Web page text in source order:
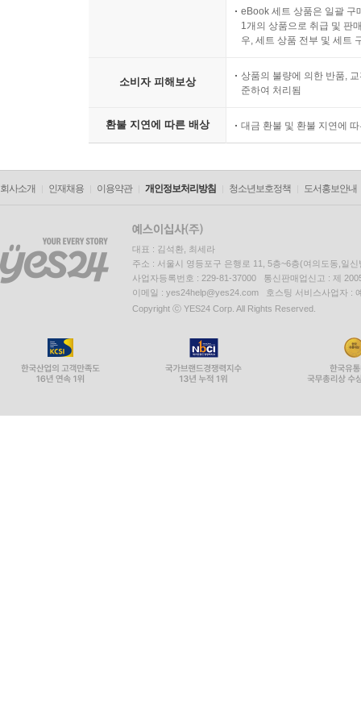
eBook 세트 상품은 일괄 구
1개의 상품으로 취급 및 판
우, 세트 상품 전부 및 세트
소비자 피해보상
상품의 불량에 의한 반품,
준하여 처리됨
환불 지연에 따른 배상 대금 환불 및 환불 지연에
회사소개 인재채용 이용약관 개인정보처리방침 청소년보호정책 도서홍보안내
대표 : 김석환, 최세라
주소 : 서울시 영등포구 은행로 11, 5층~6층(여의도동,일신
사업자등록번호 : 229-81-37000 통신판매업신고 : 제
이메일 : yes24help@yes24.com 호스팅 서비스사업자 :
Copyright ⓒ YES24 Corp. All Rights Reserved.